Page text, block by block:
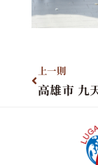
上一則
高雄市 九